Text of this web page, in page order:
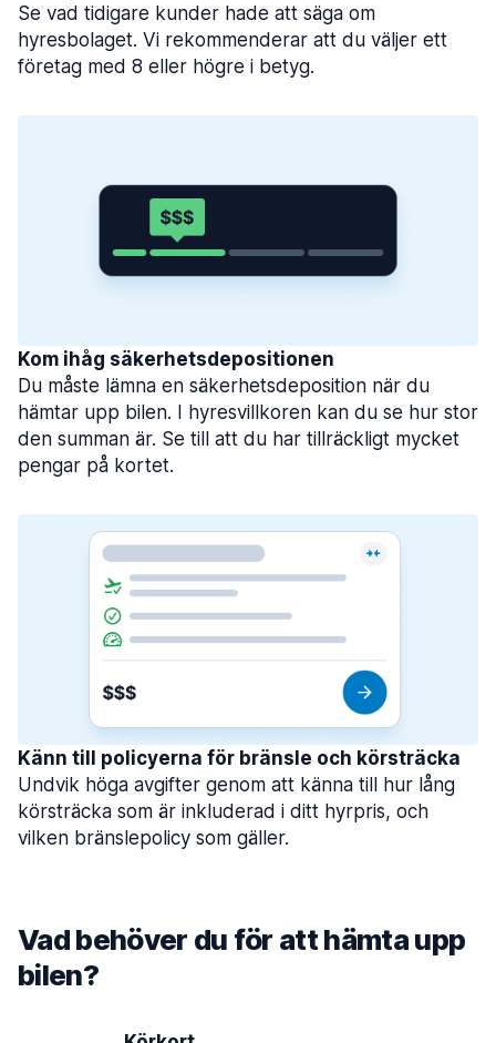
Se vad tidigare kunder hade att säga om
hyresbolaget. Vi rekommenderar att du väljer ett
företag med 8 eller högre i betyg.
Kom ihåg säkerhetsdepositionen
Du måste lämna en säkerhetsdeposition när du
hämtar upp bilen. I hyresvillkoren kan du se hur stor
den summan är. Se till att du har tillräckligt mycket
pengar på kortet.
Känn till policyerna för bränsle och körsträcka
Undvik höga avgifter genom att känna till hur lång
körsträcka som är inkluderad i ditt hyrpris, och
vilken bränslepolicy som gäller.
Vad behöver du för att hämta upp
bilen?